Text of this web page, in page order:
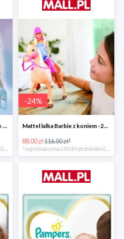
Disney wielki zamek Arendelle Frozen 2 -30%
-24%
Mattel lalka Barbie z koniem -24%
88.00 zł116.00 zł*